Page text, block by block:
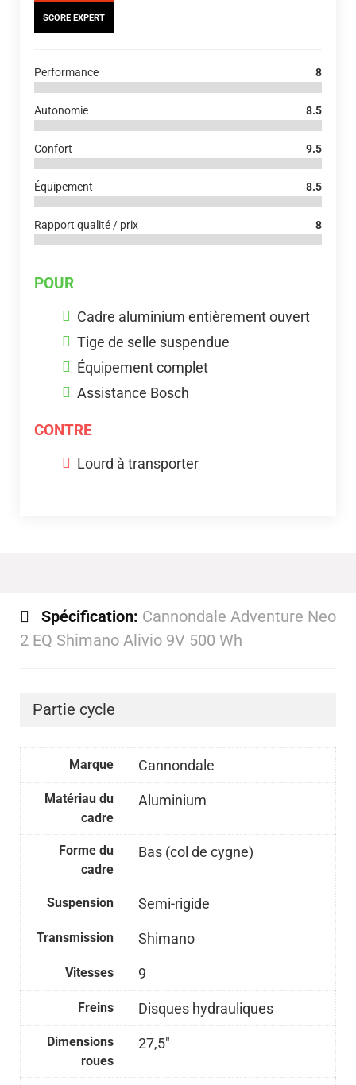
SCORE EXPERT
Performance 8
Autonomie 8.5
Confort 9.5
Équipement 8.5
Rapport qualité / prix 8
POUR
Cadre aluminium entièrement ouvert
Tige de selle suspendue
Équipement complet
Assistance Bosch
CONTRE
Lourd à transporter
Spécification: Cannondale Adventure Neo
2 EQ Shimano Alivio 9V 500 Wh
Partie cycle
Marque Cannondale
Matériau du
cadre
Aluminium
Forme du
cadre
Bas (col de cygne)
Suspension Semi-rigide
Transmission Shimano
Vitesses 9
Freins Disques hydrauliques
Dimensions
roues
27,5"